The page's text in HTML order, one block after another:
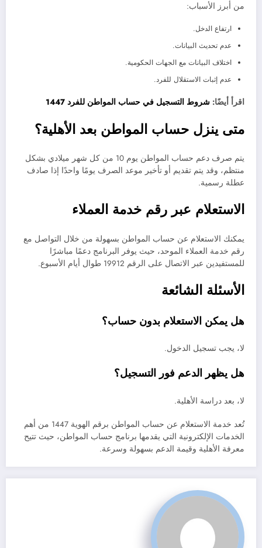
من أبرز الأسباب:
ارتفاع الدخل.
عدم تحديث البيانات.
اختلاف البيانات مع الجهات الحكومية.
عدم إثبات الاستقلال للفرد.
اقرأ أيضًا: شروط التسجيل في حساب المواطن للفرد 1447
متى ينزل حساب المواطن بعد الأهلية؟
يتم صرف دعم حساب المواطن يوم 10 من كل شهر ميلادي بشكل
منتظم، وقد يتم تقديم أو تأخير موعد الصرف يومًا واحدًا إذا صادف
عطلة رسمية.
الاستعلام عبر رقم خدمة العملاء
يمكنك الاستعلام عن حساب المواطن بسهولة من خلال التواصل مع
رقم خدمة العملاء الموحد، حيث يوفر البرنامج دعمًا مباشرًا
للمستفيدين عبر الاتصال على الرقم 19912 طوال أيام الأسبوع.
الأسئلة الشائعة
هل يمكن الاستعلام بدون حساب؟
لا، يجب تسجيل الدخول.
هل يظهر الدعم فور التسجيل؟
لا، بعد دراسة الأهلية.
تُعد خدمة الاستعلام عن حساب المواطن برقم الهوية 1447 من أهم
الخدمات الإلكترونية التي يقدمها برنامج حساب المواطن، حيث تتيح
معرفة الأهلية وقيمة الدعم بسهولة وسرعة.